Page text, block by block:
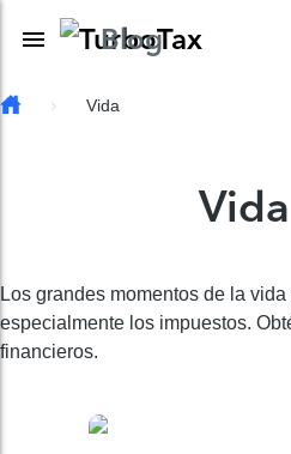
Skip to main content
Toggle Navigation
Blog
Vida
Vida
Los grandes momentos de la
especialmente los impuestos.
financieros.